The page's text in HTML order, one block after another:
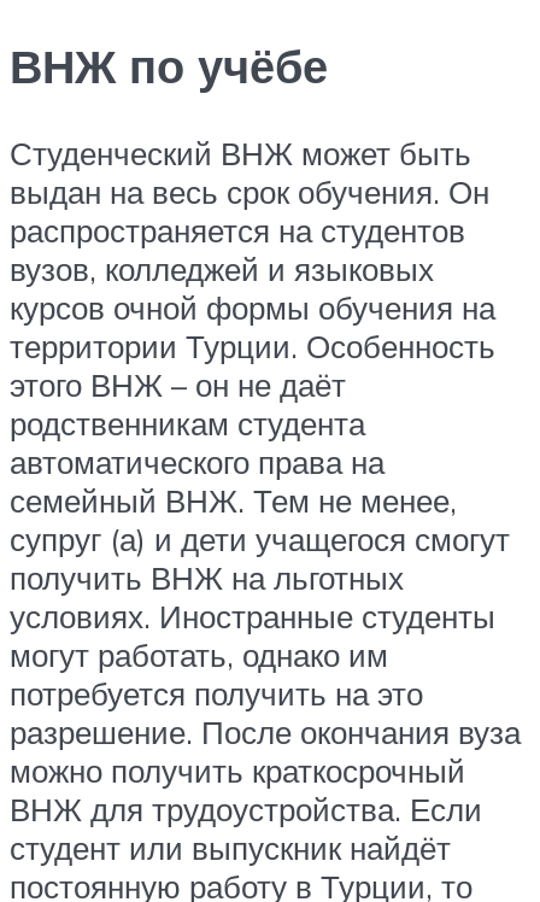
ВНЖ по учёбе
Студенческий ВНЖ может быть
выдан на весь срок обучения. Он
распространяется на студентов
вузов, колледжей и языковых
курсов очной формы обучения на
территории Турции. Особенность
этого ВНЖ – он не даёт
родственникам студента
автоматического права на
семейный ВНЖ. Тем не менее,
супруг (а) и дети учащегося смогут
получить ВНЖ на льготных
условиях. Иностранные студенты
могут работать, однако им
потребуется получить на это
разрешение. После окончания вуза
можно получить краткосрочный
ВНЖ для трудоустройства. Если
студент или выпускник найдёт
постоянную работу в Турции, то